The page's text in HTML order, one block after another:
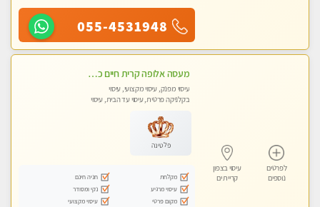
055-4531948
לפרטים
נוספים
עיסוי בצפון
קריית ים
מעסה אלופה קרית חיים כל סוגי העיסויים מעסה מקצועית ואיכותית פרטי!!
עיסוי מפנק, עיסוי מקצועי, עיסוי
בקלניקה פרטית, עיסוי עד הבית, עיסוי
פלטינה
מקלחת
חניה חינם
עיסוי מרגיע
נקי ומסודר
מקום פרטי
עיסוי מקצועי